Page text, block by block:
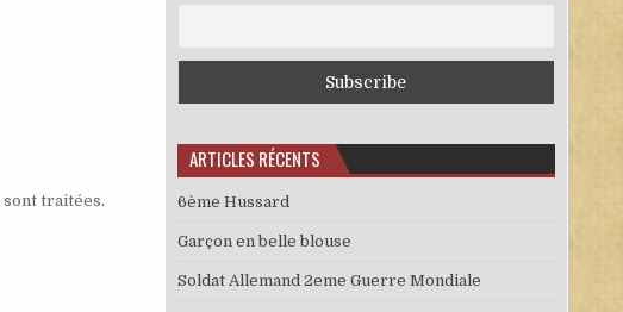
sont traitées.
ARTICLES RÉCENTS
6ème Hussard
Garçon en belle blouse
Soldat Allemand 2eme Guerre Mondiale